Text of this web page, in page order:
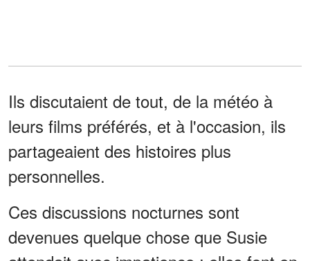
Ils discutaient de tout, de la météo à
leurs films préférés, et à l'occasion, ils
partageaient des histoires plus
personnelles.
Ces discussions nocturnes sont
devenues quelque chose que Susie